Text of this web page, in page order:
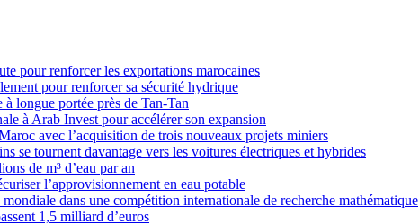
pour renforcer les exportations marocaines
pour renforcer sa sécurité hydrique
longue portée près de Tan-Tan
à Arab Invest pour accélérer son expansion
avec l’acquisition de trois nouveaux projets miniers
se tournent davantage vers les voitures électriques et hybrides
de m³ d’eau par an
l’approvisionnement en eau potable
dans une compétition internationale de recherche mathématique
1,5 milliard d’euros